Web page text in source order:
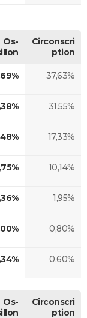
Os-
Circonscri
ption
37,63%
31,55%
17,33%
10,14%
1,95%
0,80%
0,60%
Os-
Circonscri
ption